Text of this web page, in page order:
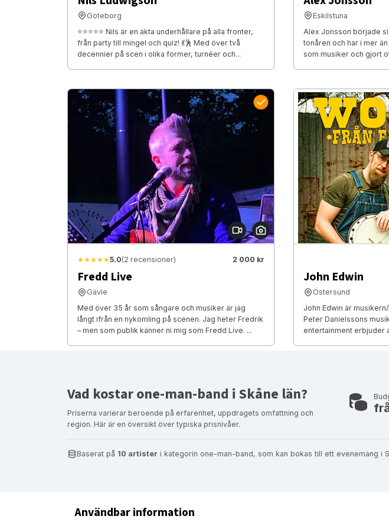
Göteborg
⭐⭐⭐⭐⭐ Nils är en äkta underhållare på alla fronter,
från party till mingel och quiz! 💃🕺 Med över två
decennier på scen i olika former, turnéer och...
Eskilstuna
Alex Jonsson började
tonåren och har i mer
som musiker och gjort
★★★★★5.0(2 recensioner) 2 000 kr
Fredd Live
Gävle
Med över 35 år som sångare och musiker är jag
långt ifrån en nykomling på scenen. Jag heter Fredrik
– men som publik känner ni mig som Fredd Live. ...
John Edwin
Östersund
John Edwin är
Peter Danielssons
entertainment erbjuder
Vad kostar one-man-band i Skåne län?
Priserna varierar beroende på erfarenhet, uppdragets omfattning och
region. Här är en översikt över typiska prisnivåer.
Baserat på 10 artister i kategorin one-man-band, som kan bokas till ett evenemang i
Användbar information